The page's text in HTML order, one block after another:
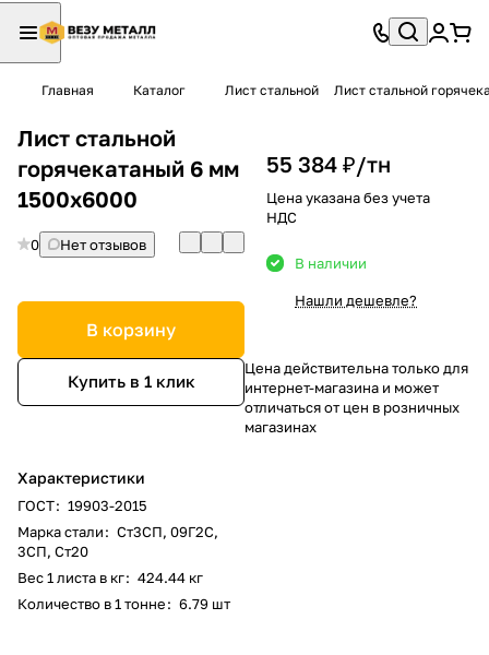
Главная Каталог Лист стальной Лист стальной
Лист стальной
горячекатаный 6 мм
1500х6000
0 Нет отзывов
В корзину
Купить в 1 клик
Характеристики
ГОСТ: 19903-2015
Марка стали: Ст3СП, 09Г2С,
3СП, Ст20
Вес 1 листа в кг: 424.44 кг
Количество в 1 тонне: 6.79 шт
55 384 ₽/тн
Цена указана без учета
НДС
В наличии
Нашли дешевле?
Цена действительна только для
интернет-магазина и может
отличаться от цен в розничных
магазинах